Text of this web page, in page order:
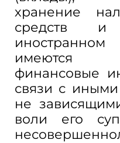
хранение
средств
имеются
финансовые
связи с иными
не
воли его